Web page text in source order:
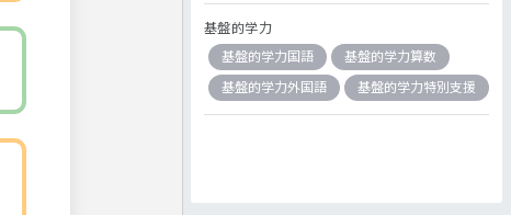
基盤的学力
基盤的学力国語
基盤的学力算数
基盤的学力外国語
基盤的学力特別支援